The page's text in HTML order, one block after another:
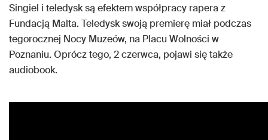
Singiel i teledysk są efektem współpracy rapera z
Fundacją Malta. Teledysk swoją premierę miał podczas
tegorocznej Nocy Muzeów, na Placu Wolności w
Poznaniu. Oprócz tego, 2 czerwca, pojawi się także
audiobook.